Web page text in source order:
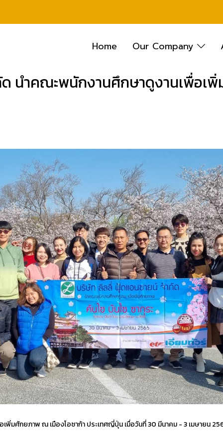
Home Our Company
นำคณะพนักงานศึกษาดูงานเพื่อเ
มศักยภาพ ณ เมืองโอซาก้า ประเทศญี่ปุ่น เมื่อวันที่ 30 มีนาคม - 3 เมษายน